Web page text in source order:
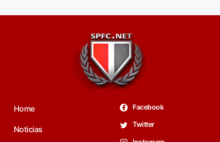
Home
Noticias
Facebook
Twitter